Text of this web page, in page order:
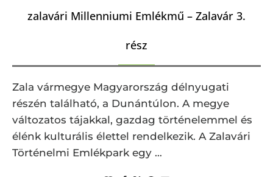
zalavári Millenniumi Emlékmű – Zalavár 3.
rész
Zala vármegye Magyarország délnyugati
részén található, a Dunántúlon. A megye
változatos tájakkal, gazdag történelemmel és
élénk kulturális élettel rendelkezik. A Zalavári
Történelmi Emlékpark egy …